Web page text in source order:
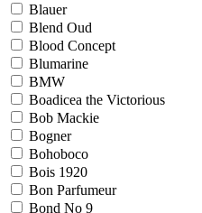
Blauer
Blend Oud
Blood Concept
Blumarine
BMW
Boadicea the Victorious
Bob Mackie
Bogner
Bohoboco
Bois 1920
Bon Parfumeur
Bond No 9